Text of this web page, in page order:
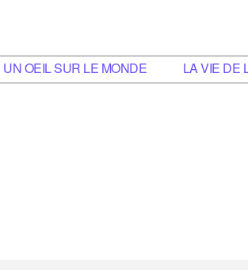
UN OEIL SUR LE MONDE LA VIE DE